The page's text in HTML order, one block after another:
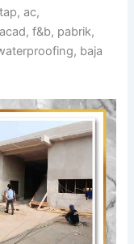
ac,
f&b, pabrik,
baja